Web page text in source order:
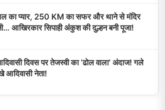
का प्यार, 250 KM का सफर और थाने से मंदिर
आखिरकार सिपाही अंकुश की दुल्हन बनी पूजा!
दिवस पर तेजस्वी का ‘ढोल वाला’ अंदाज! गले
आदिवासी नेता!